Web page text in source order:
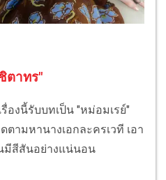
ตาทร"
รื่องนี้รับบทเป็น "หม่อมเรย์"
ามหานางเอกละครเวที เอา
สีสันอย่างแน่นอน